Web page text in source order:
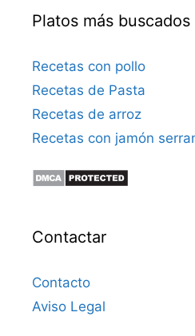
Platos más buscados
Recetas con pollo
Recetas de Pasta
Recetas de arroz
Recetas con jamón
Contactar
Contacto
Aviso Legal